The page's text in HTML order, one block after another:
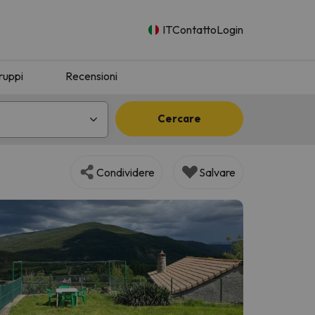
ITContattoLogin
Recensioni
Cercare
Condividere Salvare